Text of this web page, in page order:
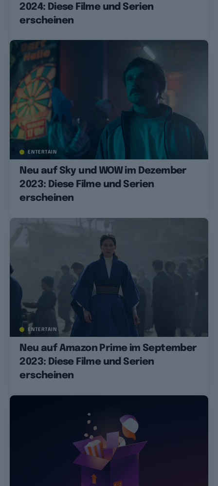
2024: Diese Filme und Serien
erscheinen
ENTERTAIN
Neu auf Sky und WOW im Dezember
2023: Diese Filme und Serien
erscheinen
ENTERTAIN
Neu auf Amazon Prime im September
2023: Diese Filme und Serien
erscheinen